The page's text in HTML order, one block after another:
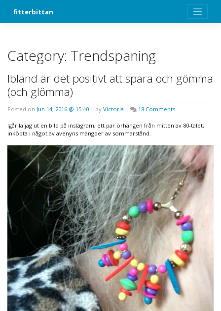
fitterbittan
Category: Trendspaning
Ibland är det positivt att spara och gömma
(och glömma)
Posted on Jun 14, 2016 @ 15:40 | by Victoria | 18 Commentson
är
att
spara
och
gömma
(och
glömma)
Igår la jag ut en bild på instagram, ett par örhängen från mitten av 80-talet,
inköpta i något av avenyns mängder av sommarstånd.